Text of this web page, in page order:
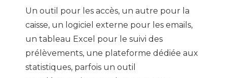
Un outil pour les accès, un autre pour la
caisse, un logiciel externe pour les emails,
un tableau Excel pour le suivi des
prélèvements, une plateforme dédiée aux
statistiques, parfois un outil